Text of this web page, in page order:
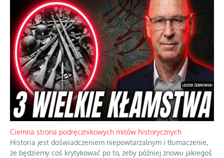
Ciemna strona podręcznikowych mitów historycznych
Historia jest doświadczeniem niepowtarzalnym i tłumaczenie,
że będziemy coś krytykować po to, żeby później znowu jakiegoś